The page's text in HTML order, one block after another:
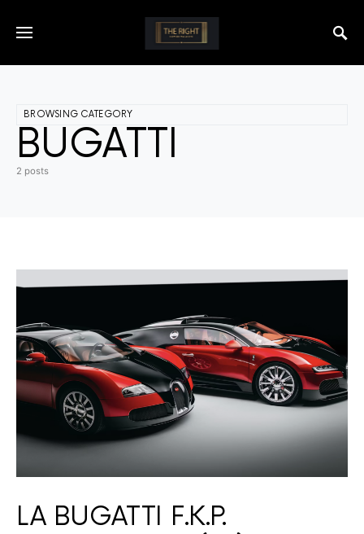
BROWSING CATEGORY
BUGATTI
2 posts
LA BUGATTI F.K.P.